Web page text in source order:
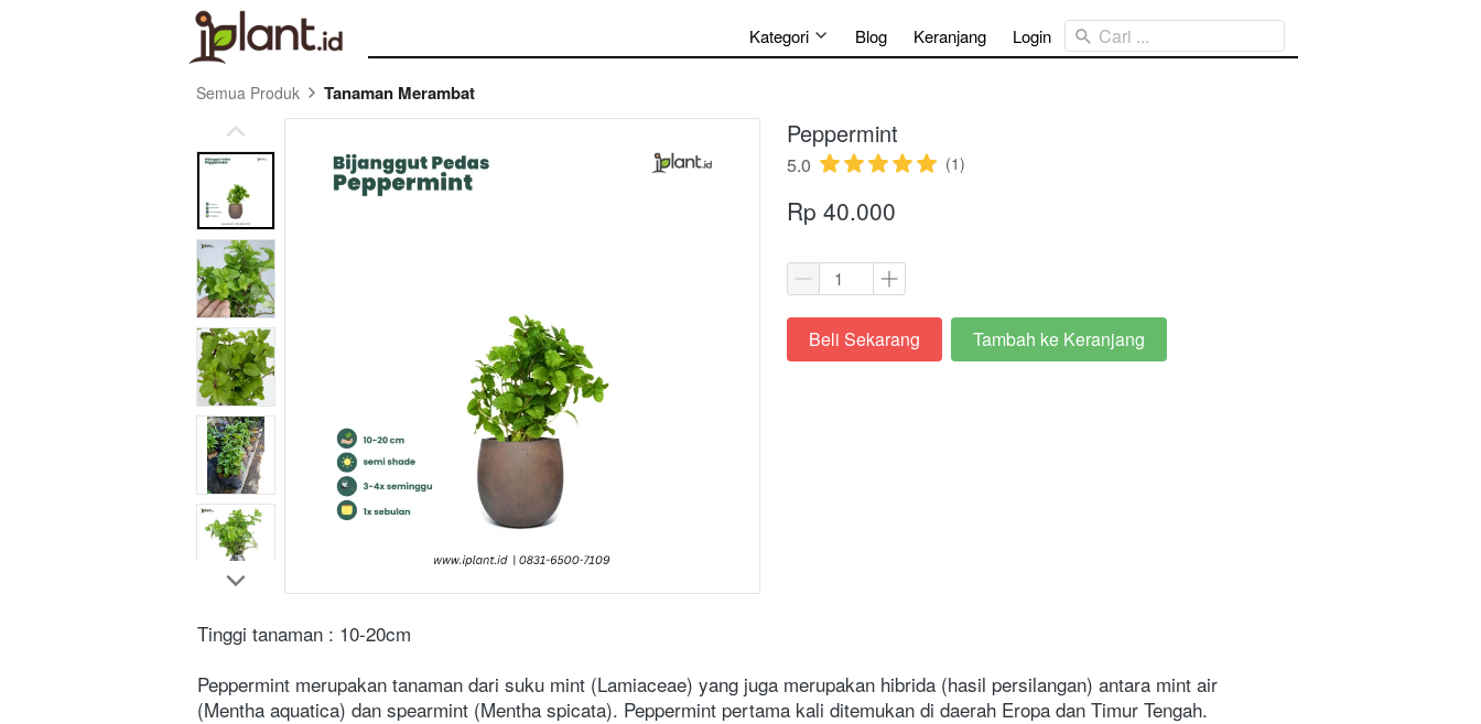
Kategori Blog Keranjang Login Cari ...
Semua Produk Tanaman Merambat
Peppermint
5.0 (1)
Rp 40.000
`Beli Sekarang `
Tambah ke Keranjang
Tinggi tanaman : 10-20cm
Peppermint merupakan tanaman dari suku mint (Lamiaceae) yang juga merupakan hibrida (hasil persilangan) antara mint air
(Mentha aquatica) dan spearmint (Mentha spicata). Peppermint pertama kali ditemukan di daerah Eropa dan Timur Tengah.